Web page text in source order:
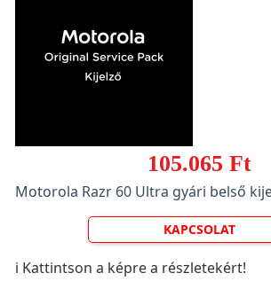
105.065 Ft
Motorola Razr 60 Ultra gyári belső
KAPCSOLAT
ℹ️ Kattintson a képre a részletekért!